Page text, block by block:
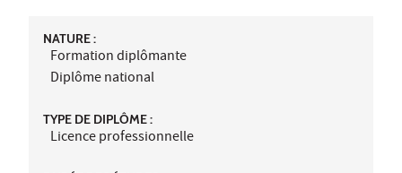
NATURE :
Formation diplômante
Diplôme national
TYPE DE DIPLÔME :
Licence professionnelle